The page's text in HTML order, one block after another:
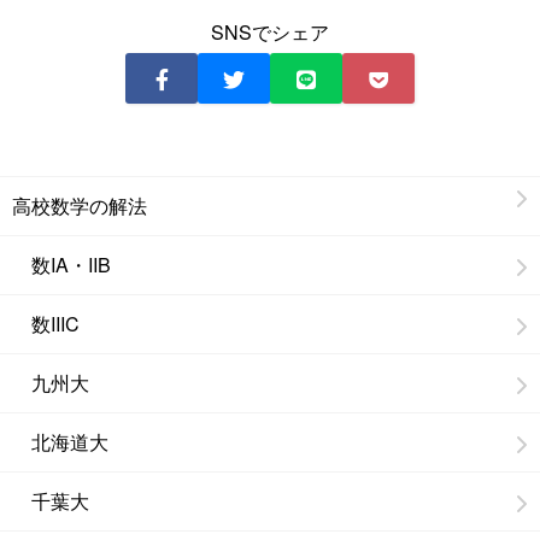
SNSでシェア
高校数学の解法
数IA・IIB
数IIIC
九州大
北海道大
千葉大